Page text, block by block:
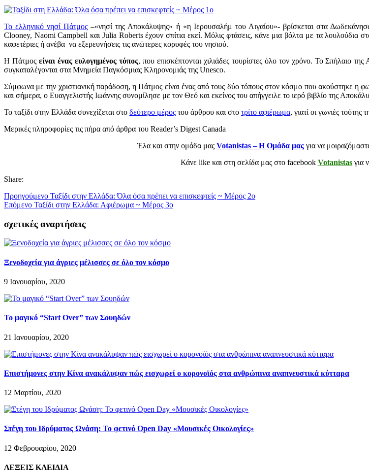
Το ελληνικό νησί Πάτμος –«νησί της Αποκάλυψης» ή «η Ιερουσαλήμ του Αιγαίου»- βρίσκεται στα
Clooney, Naomi Campbell και Julia Roberts έχουν σπίτια εκεί. Μόλις φτάσεις, κάνε μια βόλτα με τα
καφετέριες ή ανέβα να εξερευνήσεις τις ανώτερες κορυφές του νησιού.
Η Πάτμος είναι ένας ευλογημένος τόπος, που επισκέπτονται χιλιάδες τουρίστες όλο τον χρόνο. Το Σπήλαιο
συγκαταλέγονται στα Μνημεία Παγκόσμιας Κληρονομιάς της Unesco.
Σύμφωνα με την χριστιανική παράδοση, η Πάτμος είναι ένας από τους δύο τόπους στον κόσμο που ακούστηκε
και σήμερα, ο Ευαγγελιστής Ιωάννης συνομίλησε με τον Θεό και εκείνος του απήγγειλε το ιερό βιβλίο της
Το ταξίδι στην Ελλάδα συνεχίζεται στο δεύτερο μέρος του άρθρου και στο τρίτο αφιέρωμα, γιατί οι γωνιές τούτης
Μερικές πληροφορίες τις πήρα από άρθρα του Reader’s Digest Canada
Έλα και στην ομάδα μας Votanistas – Η Ομάδα μας για να
Κάνε like και στη σελίδα μας στο facebook Votanistasγια
Share:
Προηγούμενο Ταξίδι στην Ελλάδα: Όλα όσα πρέπει να επισκεφτείς ~ Μέρος 2ο
Επόμενο Ταξίδι στην Ελλάδα: Αφιέρωμα ~ Μέρος 3ο
σχετικές αναρτήσεις
Ξενοδοχεία για άγριες μέλισσες σε όλο τον κόσμο
9 Ιανουαρίου, 2020
Το μαγικό “Start Over” των Σουηδών
21 Ιανουαρίου, 2020
Επιστήμονες στην Κίνα ανακάλυψαν πώς εισχωρεί ο κορονοϊός στα ανθρώπινα αναπνευστικά κύτταρα
12 Μαρτίου, 2020
Στέγη του Ιδρύματος Ωνάση: Το φετινό Open Day «Μουσικές Οικολογίες»
12 Φεβρουαρίου, 2020
ΛΕΞΕΙΣ ΚΛΕΙΔΙΑ